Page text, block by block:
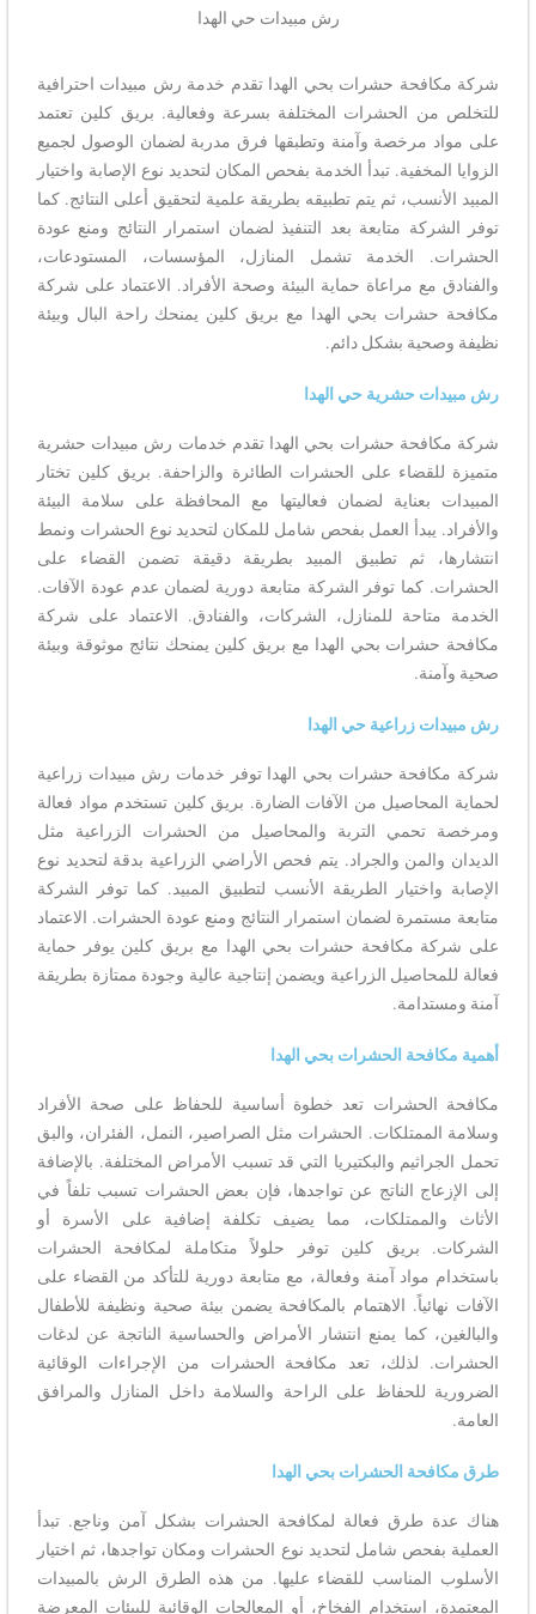
رش مبيدات حي الهدا​
شركة مكافحة حشرات بحي الهدا تقدم خدمة رش مبيدات احترافية
للتخلص من الحشرات المختلفة بسرعة وفعالية. بريق كلين تعتمد
على مواد مرخصة وآمنة وتطبقها فرق مدربة لضمان الوصول لجميع
الزوايا المخفية. تبدأ الخدمة بفحص المكان لتحديد نوع الإصابة واختيار
المبيد الأنسب، ثم يتم تطبيقه بطريقة علمية لتحقيق أعلى النتائج. كما
توفر الشركة متابعة بعد التنفيذ لضمان استمرار النتائج ومنع عودة
الحشرات. الخدمة تشمل المنازل، المؤسسات، المستودعات،
والفنادق مع مراعاة حماية البيئة وصحة الأفراد. الاعتماد على شركة
مكافحة حشرات بحي الهدا مع بريق كلين يمنحك راحة البال وبيئة
نظيفة وصحية بشكل دائم.
رش مبيدات حشرية حي الهدا
شركة مكافحة حشرات بحي الهدا تقدم خدمات رش مبيدات حشرية
متميزة للقضاء على الحشرات الطائرة والزاحفة. بريق كلين تختار
المبيدات بعناية لضمان فعاليتها مع المحافظة على سلامة البيئة
والأفراد. يبدأ العمل بفحص شامل للمكان لتحديد نوع الحشرات ونمط
انتشارها، ثم تطبيق المبيد بطريقة دقيقة تضمن القضاء على
الحشرات. كما توفر الشركة متابعة دورية لضمان عدم عودة الآفات.
الخدمة متاحة للمنازل، الشركات، والفنادق. الاعتماد على شركة
مكافحة حشرات بحي الهدا مع بريق كلين يمنحك نتائج موثوقة وبيئة
صحية وآمنة.
رش مبيدات زراعية حي الهدا
شركة مكافحة حشرات بحي الهدا توفر خدمات رش مبيدات زراعية
لحماية المحاصيل من الآفات الضارة. بريق كلين تستخدم مواد فعالة
ومرخصة تحمي التربة والمحاصيل من الحشرات الزراعية مثل
الديدان والمن والجراد. يتم فحص الأراضي الزراعية بدقة لتحديد نوع
الإصابة واختيار الطريقة الأنسب لتطبيق المبيد. كما توفر الشركة
متابعة مستمرة لضمان استمرار النتائج ومنع عودة الحشرات. الاعتماد
على شركة مكافحة حشرات بحي الهدا مع بريق كلين يوفر حماية
فعالة للمحاصيل الزراعية ويضمن إنتاجية عالية وجودة ممتازة بطريقة
آمنة ومستدامة.
أهمية مكافحة الحشرات بحي الهدا
مكافحة الحشرات تعد خطوة أساسية للحفاظ على صحة الأفراد
وسلامة الممتلكات. الحشرات مثل الصراصير، النمل، الفئران، والبق
تحمل الجراثيم والبكتيريا التي قد تسبب الأمراض المختلفة. بالإضافة
إلى الإزعاج الناتج عن تواجدها، فإن بعض الحشرات تسبب تلفاً في
الأثاث والممتلكات، مما يضيف تكلفة إضافية على الأسرة أو
الشركات. بريق كلين توفر حلولاً متكاملة لمكافحة الحشرات
باستخدام مواد آمنة وفعالة، مع متابعة دورية للتأكد من القضاء على
الآفات نهائياً. الاهتمام بالمكافحة يضمن بيئة صحية ونظيفة للأطفال
والبالغين، كما يمنع انتشار الأمراض والحساسية الناتجة عن لدغات
الحشرات. لذلك، تعد مكافحة الحشرات من الإجراءات الوقائية
الضرورية للحفاظ على الراحة والسلامة داخل المنازل والمرافق
العامة.
طرق مكافحة الحشرات بحي الهدا
هناك عدة طرق فعالة لمكافحة الحشرات بشكل آمن وناجع. تبدأ
العملية بفحص شامل لتحديد نوع الحشرات ومكان تواجدها، ثم اختيار
الأسلوب المناسب للقضاء عليها. من هذه الطرق الرش بالمبيدات
المعتمدة، استخدام الفخاخ، أو المعالجات الوقائية للبيئات المعرضة